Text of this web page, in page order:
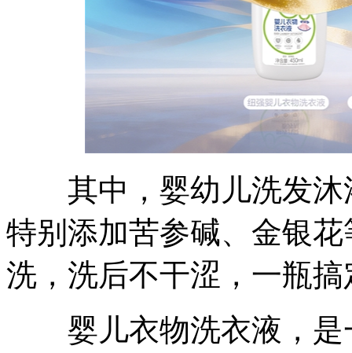
其中，婴幼儿洗发沐
特别添加苦参碱、金银
洗，洗后不干涩，一瓶
婴儿衣物洗衣液，是